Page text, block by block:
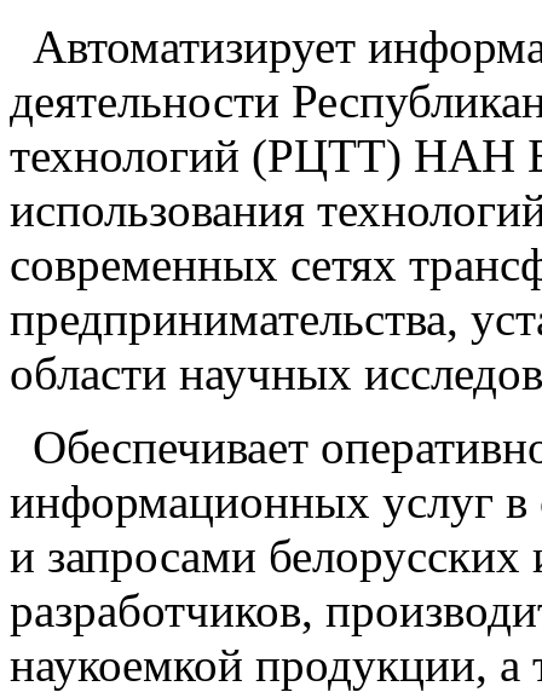
Автоматизирует
деятельности
технологий (РЦТТ) НАН
использования
современных сетях
предпринимательства,
области научных
Обеспечивает
информационных услуг в
и запросами
разработчиков,
наукоемкой продукции, а